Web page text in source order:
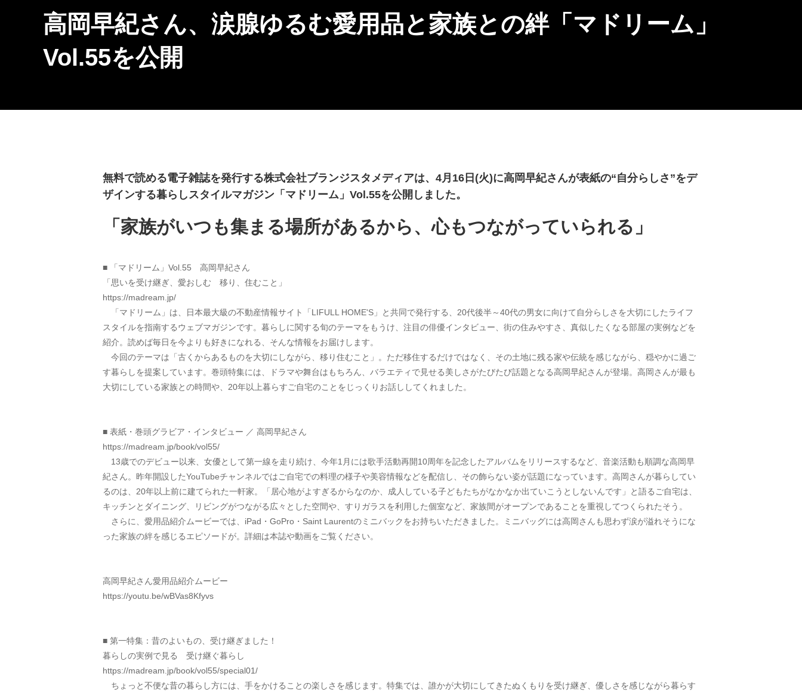
高岡早紀さん、涙腺ゆるむ愛用品と家族との絆「マドリーム」
Vol.55を公開
無料で読める電子雑誌を発行する株式会社ブランジスタメディアは、4月16日(火)に高岡早紀さんが表紙の“自分らしさ”をデ
ザインする暮らしスタイルマガジン「マドリーム」Vol.55を公開しました。
「家族がいつも集まる場所があるから、心もつながっていられる」
■ 「マドリーム」Vol.55　高岡早紀さん
「思いを受け継ぎ、愛おしむ　移り、住むこと」
https://madream.jp/
「マドリーム」は、日本最大級の不動産情報サイト「LIFULL HOME'S」と共同で発行する、20代後半～40代の男女に向けて自分らしさを大切にしたライフ
スタイルを指南するウェブマガジンです。暮らしに関する旬のテーマをもうけ、注目の俳優インタビュー、街の住みやすさ、真似したくなる部屋の実例などを
紹介。読めば毎日を今よりも好きになれる、そんな情報をお届けします。
今回のテーマは「古くからあるものを大切にしながら、移り住むこと」。ただ移住するだけではなく、その土地に残る家や伝統を感じながら、穏やかに過ご
す暮らしを提案しています。巻頭特集には、ドラマや舞台はもちろん、バラエティで見せる美しさがたびたび話題となる高岡早紀さんが登場。高岡さんが最も
大切にしている家族との時間や、20年以上暮らすご自宅のことをじっくりお話ししてくれました。
■ 表紙・巻頭グラビア・インタビュー ／ 高岡早紀さん
https://madream.jp/book/vol55/
13歳でのデビュー以来、女優として第一線を走り続け、今年1月には歌手活動再開10周年を記念したアルバムをリリースするなど、音楽活動も順調な高岡早
紀さん。昨年開設したYouTubeチャンネルではご自宅での料理の様子や美容情報などを配信し、その飾らない姿が話題になっています。高岡さんが暮らしてい
るのは、20年以上前に建てられた一軒家。「居心地がよすぎるからなのか、成人している子どもたちがなかなか出ていこうとしないんです」と語るご自宅は、
キッチンとダイニング、リビングがつながる広々とした空間や、すりガラスを利用した個室など、家族間がオープンであることを重視してつくられたそう。
さらに、愛用品紹介ムービーでは、iPad・GoPro・Saint Laurentのミニバックをお持ちいただきました。ミニバッグには高岡さんも思わず涙が溢れそうにな
った家族の絆を感じるエピソードが。詳細は本誌や動画をご覧ください。
高岡早紀さん愛用品紹介ムービー
https://youtu.be/wBVas8Kfyvs
■ 第一特集：昔のよいもの、受け継ぎました！
暮らしの実例で見る　受け継ぐ暮らし
https://madream.jp/book/vol55/special01/
ちょっと不便な昔の暮らし方には、手をかけることの楽しさを感じます。特集では、誰かが大切にしてきたぬくもりを受け継ぎ、優しさを感じながら暮らす